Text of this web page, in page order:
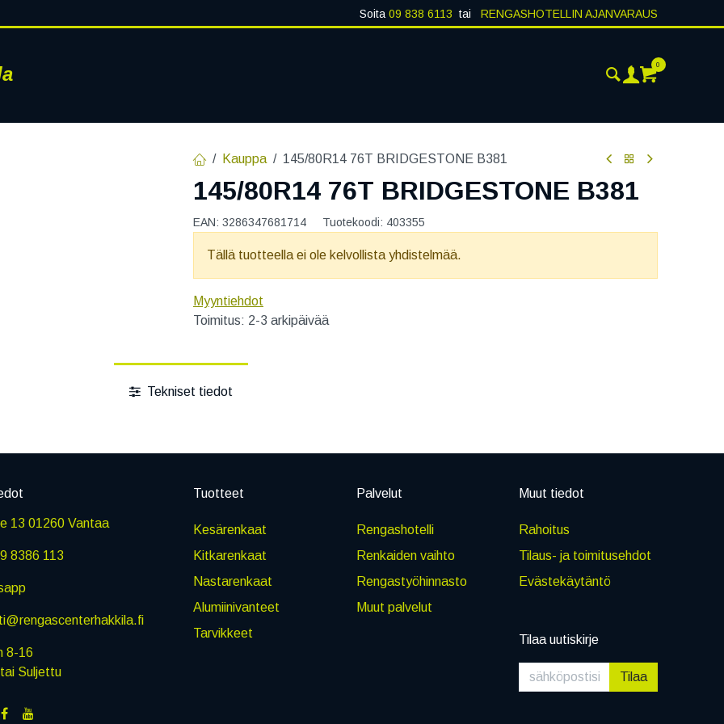
Soita 09 838 6113 tai RENGASHOTELLIN AJANVARAUS
RENKAAT
0
Kauppa 145/80R14 76T BRIDGESTONE B381
145/80R14 76T BRIDGESTONE B381
EAN: 3286347681714 Tuotekoodi: 403355
Tällä tuotteella ei ole kelvollista yhdistelmää.
Myyntiehdot
Toimitus: 2-3 arkipäivää
Tekniset tiedot
13 01260 Vantaa
8386 113
8-16
Suljettu
Tuotteet
Kesärenkaat
Kitkarenkaat
Nastarenkaat
Alumiinivanteet
Tarvikkeet
Palvelut
Rengashotelli
Renkaiden vaihto
Rengastyöhinnasto
Muut palvelut
Muut tiedot
Rahoitus
Tilaus- ja toimitusehdot
Evästekäytäntö
Tilaa uutiskirje
Tilaa